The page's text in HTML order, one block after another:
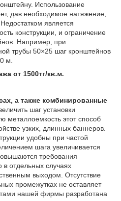
Использование
дав необходимое натяжение,
является
конструкции, и ограничение
Например, при
трубы 50×25 шаг кронштейнов
м.
от 1500тг/кв.м.
а также комбинированные
шаг установки
металлоемкость этот способ
узких, длинных баннеров.
удобны при частой
шага увеличивается
требования
в отдельных случаях
выходом. Отсутствие
промежутках не оставляет
нашей фирмы разработана